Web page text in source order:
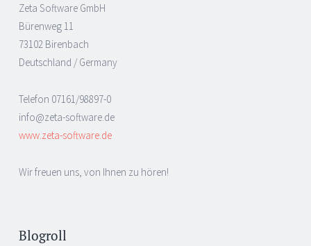
Zeta Software GmbH
Bürenweg 11
73102 Birenbach
Deutschland / Germany
Telefon 07161/98897-0
info@zeta-software.de
www.zeta-software.de
Wir freuen uns, von Ihnen zu hören!
Blogroll